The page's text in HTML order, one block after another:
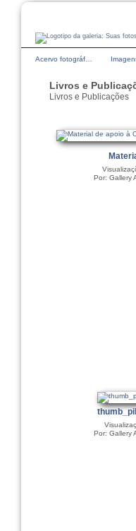
Acervo fotográf…
Livros e
Livros e Publicações
Por: Gallery
Por: Gallery